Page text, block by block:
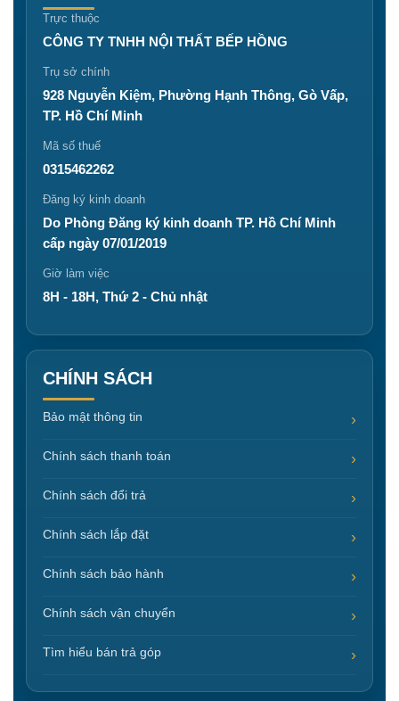
Trực thuộc
CÔNG TY TNHH NỘI THẤT BẾP HỒNG
Trụ sở chính
928 Nguyễn Kiệm, Phường Hạnh Thông, Gò Vấp,
TP. Hồ Chí Minh
Mã số thuế
0315462262
Đăng ký kinh doanh
Do Phòng Đăng ký kinh doanh TP. Hồ Chí Minh
cấp ngày 07/01/2019
Giờ làm việc
8H - 18H, Thứ 2 - Chủ nhật
CHÍNH SÁCH
Bảo mật thông tin
Chính sách thanh toán
Chính sách đổi trả
Chính sách lắp đặt
Chính sách bảo hành
Chính sách vận chuyển
Tìm hiểu bán trả góp